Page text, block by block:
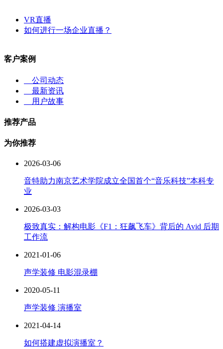
VR直播
如何进行一场企业直播？
客户案例
公司动态
最新资讯
用户故事
推荐产品
为你推荐
2026-03-06
音特助力南京艺术学院成立全国首个“音乐科技”本科专
业
2026-03-03
极致真实：解构电影《F1：狂飙飞车》背后的 Avid 后期
工作流
2021-01-06
声学装修 电影混录棚
2020-05-11
声学装修 演播室
2021-04-14
如何搭建虚拟演播室？